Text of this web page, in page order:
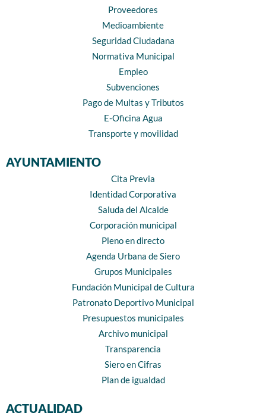
Proveedores
Medioambiente
Seguridad Ciudadana
Normativa Municipal
Empleo
Subvenciones
Pago de Multas y Tributos
E-Oficina Agua
Transporte y movilidad
AYUNTAMIENTO
Cita Previa
Identidad Corporativa
Saluda del Alcalde
Corporación municipal
Pleno en directo
Agenda Urbana de Siero
Grupos Municipales
Fundación Municipal de Cultura
Patronato Deportivo Municipal
Presupuestos municipales
Archivo municipal
Transparencia
Siero en Cifras
Plan de igualdad
ACTUALIDAD